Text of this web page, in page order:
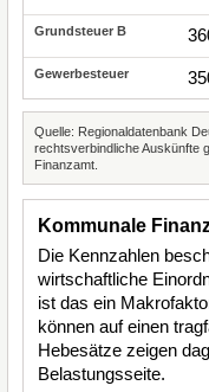
Quelle: Regionaldatenbank
rechtsverbindliche Auskünfte
Finanzamt.
Kommunale
Die Kennzahlen
wirtschaftliche
ist das ein
können auf einen
Hebesätze zeigen
Belastungsseite.